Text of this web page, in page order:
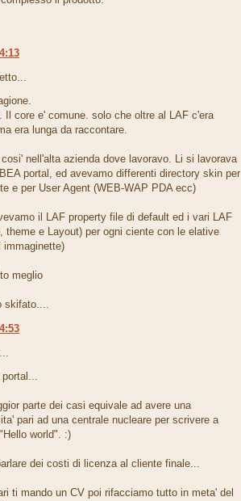
Il core e' comune. solo che oltre al LAF c'era
era lunga da raccontare.
cosi' nell'alta azienda dove lavoravo. Li si lavorava
portal, ed avevamo differenti directory skin per
e per User Agent (WEB-WAP PDA ecc)
il LAF property file di default ed i vari LAF
theme e Layout) per ogni ciente con le elative
immaginette)
meglio
parte dei casi equivale ad avere una
pari ad una centrale nucleare per scrivere a
world". :)
dei costi di licenza al cliente finale...
ti mando un CV poi rifacciamo tutto in meta' del